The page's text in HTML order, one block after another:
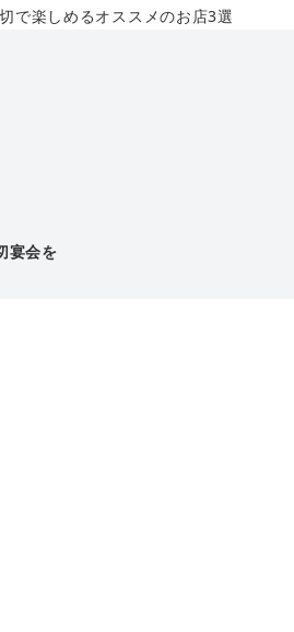
で楽しめるオススメのお店3選
宴会を